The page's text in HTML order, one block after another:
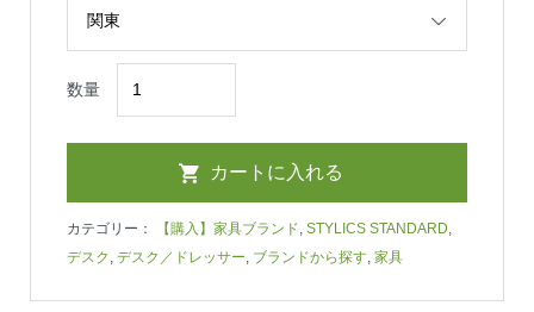
数量
カテゴリー： 【購入】家具ブランド, STYLICS STANDARD,
デスク , デスク／ドレッサー, ブランドから探す, 家具